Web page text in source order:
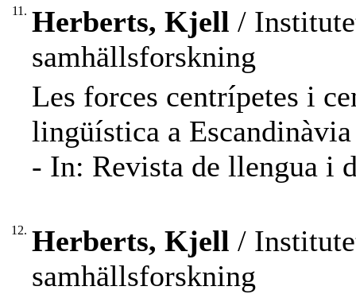
11. Herberts, Kjell /
samhällsforskning
Les forces centrípetes i
lingüística a
- In: Revista de llengua i
12. Herberts, Kjell /
samhällsforskning